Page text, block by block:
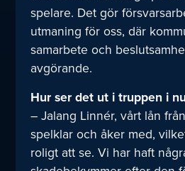
spelare. Det gör
utmaning för oss, där
samarbete och
avgörande.
Hur ser det ut i truppen i
– Jalang Linnér, vårt lån
spelklar och åker med,
roligt att se. Vi har haft